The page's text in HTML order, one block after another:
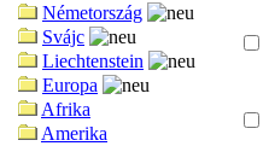
Németország
Svájc
Liechtenstein
Europa
Afrika
Amerika